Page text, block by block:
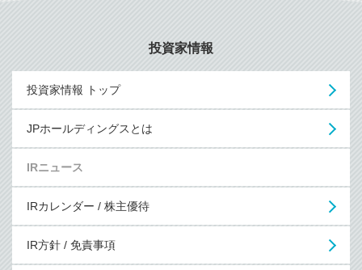
投資家情報
投資家情報 トップ
JPホールディングスとは
IRニュース
IRカレンダー / 株主優待
IR方針 / 免責事項